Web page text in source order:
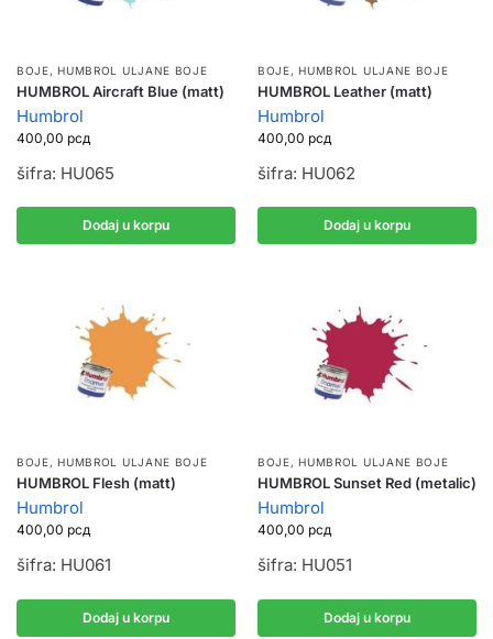
BOJE,HUMBROL ULJANE BOJE
HUMBROL Aircraft Blue (matt)
Humbrol
400,00 рсд
šifra: HU065
Dodaj u korpu
BOJE,HUMBROL ULJANE BOJE
HUMBROL Leather (matt)
Humbrol
400,00 рсд
šifra: HU062
Dodaj u korpu
BOJE, HUMBROL ULJANE BOJE
HUMBROL Flesh (matt)
Humbrol
400,00 рсд
šifra: HU061
Dodaj u korpu
BOJE, HUMBROL ULJANE BOJE
HUMBROL Sunset Red (metalic)
Humbrol
400,00 рсд
šifra: HU051
Dodaj u korpu